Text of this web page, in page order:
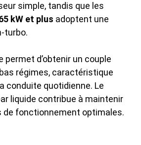
simple, tandis que les
kW et plus adoptent une
turbo.
d’obtenir un couple
régimes, caractéristique
conduite quotidienne. Le
liquide contribue à maintenir
de fonctionnement optimales.